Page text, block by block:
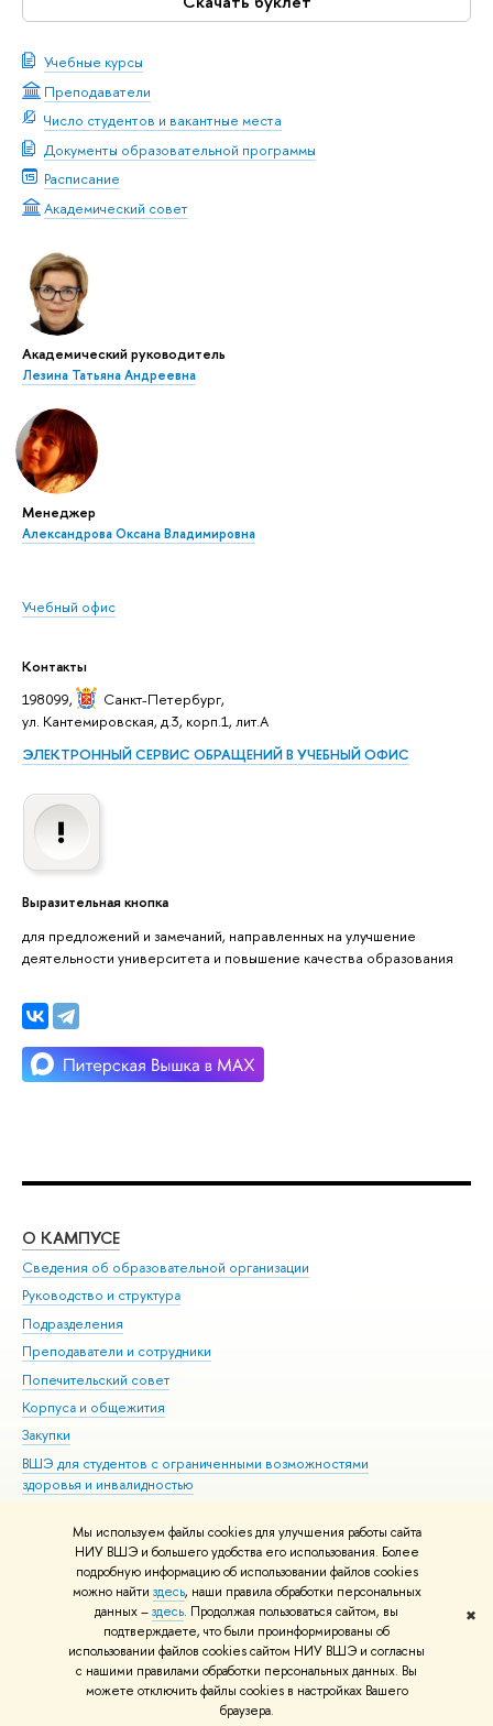
Мы используем файлы cookies для улучшения работы сайта
НИУ ВШЭ и большего удобства его использования. Более
подробную информацию об использовании файлов cookies
можно найти здесь, наши правила обработки персональных
данных –здесь. Продолжая пользоваться сайтом, вы
подтверждаете, что были проинформированы об
использовании файлов cookies сайтом НИУ ВШЭ и согласны
с нашими правилами обработки персональных данных. Вы
можете отключить файлы cookies в настройках Вашего
браузера.
✖
Учебные курсы
Преподаватели
Число студентов и вакантные места
Документы образовательной программы
Расписание
Академический совет
Академический руководитель
Лезина Татьяна Андреевна
Менеджер
Александрова Оксана Владимировна
Учебный офис
Контакты
198099,
Санкт-Петербург,
ул. Кантемировская, д.3, корп.1, лит.А
ЭЛЕКТРОННЫЙ СЕРВИС ОБРАЩЕНИЙ В УЧЕБНЫЙ ОФИС
Выразительная кнопка
для предложений и замечаний, направленных на улучшение
деятельности университета и повышение качества образования
О КАМПУСЕ
Сведения об образовательной организации
Руководство и структура
Подразделения
Преподаватели и сотрудники
Попечительский совет
Корпуса и общежития
Закупки
ВШЭ для студентов с ограниченными возможностями
здоровья и инвалидностью
Единая платежная страница
© НИУ ВШЭ 1993–2026 Адреса и контакты Условия использования
материалов Политика конфиденциальности Карта сайта
Шрифты HSE Sans и HSE Slab разработаны вШколе дизайна НИУ ВШЭ